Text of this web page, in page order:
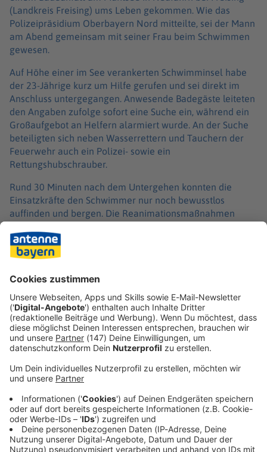
(Landkreis Freising) ums Leben gekommen. Wie das
Polizeipräsidium Oberbayern Nord mitteilte, sei der Mann
am Abend gemeinsam mit seiner Frau beim Schwimmen
gewesen.
Auf Höhe einer im See verankerten Schwimminsel habe
der 23-Jährige kurz um Hilfe gerufen und sei direkt im
Anschluss untergegangen. Anwesende Badegäste leiteten
den Angaben zufolge sofort eine Suche ein, während ein
Großaufgebot an Helfern alarmiert wurde. An der Suche
beteiligten sich neben Wasserrettern und Tauchern der
Feuerwehr auch ein Polizei- sowie ein
Rettungshubschrauber.
Rund 30 Minuten nach dem Untergehen konnten die
Einsatzkräfte den Schwimmer nur noch bewusstlos
auffinden und bergen. Die Reanimationsmaßnahmen
Die Kriminalpolizei hat die Ermittlungen zu den genauen
Umständen des Vorfalls aufgenommen. Laut
Polizeiangaben gebe es aktuell jedoch keinen Verdacht